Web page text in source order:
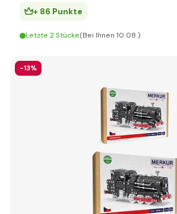
+ 86 Punkte
Letzte 2 Stücke(Bei Ihnen 10.08.)
-13%